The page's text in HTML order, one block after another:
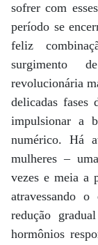
sofrer com
período se
feliz
surgimento
revolucionária
delicadas
impulsionar a
numérico. Há
mulheres –
vezes e meia a
atravessando
redução
hormônios